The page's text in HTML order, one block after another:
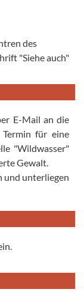
des
"Siehe auch"
E-Mail an die
für eine
"Wildwasser"
Gewalt.
und unterliegen